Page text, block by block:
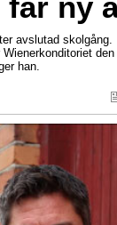
avslutad skolgång.
den
han.